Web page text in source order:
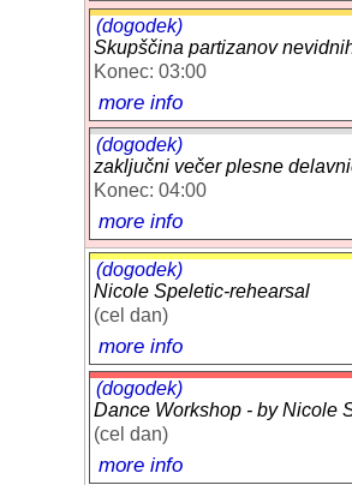
(dogodek)
Skupščina partizanov
Konec: 03:00
more info
(dogodek)
zaključni večer plesne
Konec: 04:00
more info
(dogodek)
Nicole Speletic-rehearsal
(cel dan)
more info
(dogodek)
Dance Workshop - by Nicole
(cel dan)
more info